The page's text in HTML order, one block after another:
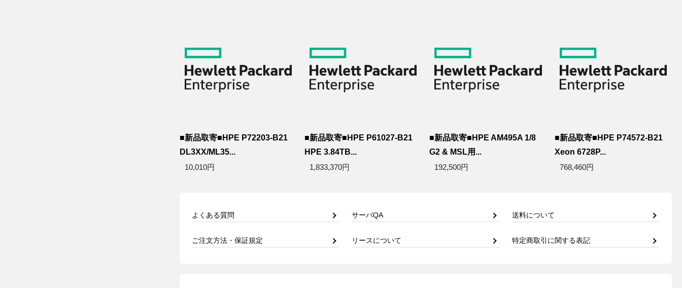
■新品取寄■HPE P72203-B21
DL3XX/ML35...
10,010円
■新品取寄■HPE P61027-B21
HPE 3.84TB...
1,833,370円
■新品取寄■HPE AM495A 1/8
G2 & MSL用...
192,500円
■新品取寄■HPE P74572-B21
Xeon 6728P...
768,460円
よくある質問 サーバQA 送料について
ご注文方法・保証規定 リースについて 特定商取引に関する表記